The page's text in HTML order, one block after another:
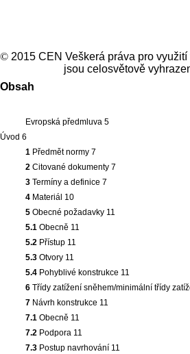
© 2015 CEN Veškerá práva pro
jsou celosvětově
Obsah
Evropská předmluva 5
Úvod 6
1 Předmět normy 7
2 Citované dokumenty 7
3 Termíny a definice 7
4 Materiál 10
5 Obecné požadavky 11
5.1 Obecně 11
5.2 Přístup 11
5.3 Otvory 11
5.4 Pohyblivé konstrukce 11
6 Třídy zatížení sněhem/minimální třídy
7 Návrh konstrukce 11
7.1 Obecně 11
7.2 Podpora 11
7.3 Postup navrhování 11